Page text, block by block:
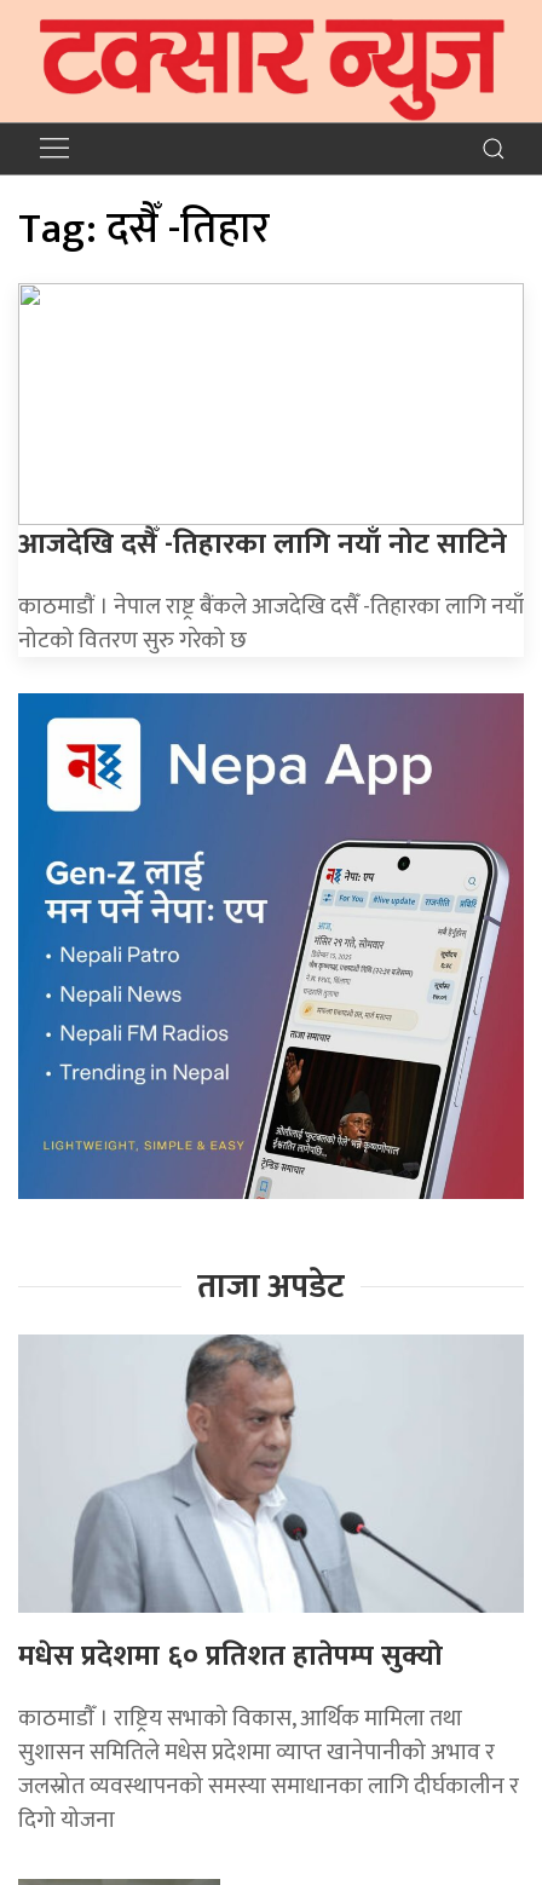
Tag:दसैँ -तिहार
आजदेखि दसैँ -तिहारका लागि नयाँ नोट साटिने
काठमाडाैं । नेपाल राष्ट्र बैंकले आजदेखि दसैँ -तिहारका लागि नयाँ
नोटको वितरण सुरु गरेको छ
ताजा अपडेट
मधेस प्रदेशमा ६० प्रतिशत हातेपम्प सुक्याे
काठमाडाैँ । राष्ट्रिय सभाको विकास, आर्थिक मामिला तथा
सुशासन समितिले मधेस प्रदेशमा व्याप्त खानेपानीको अभाव र
जलस्रोत व्यवस्थापनको समस्या समाधानका लागि दीर्घकालीन र
दिगो योजना